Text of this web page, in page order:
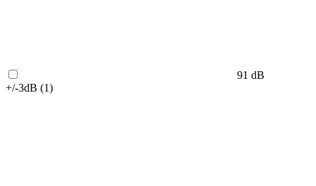
91 dB
+/-3dB (1)